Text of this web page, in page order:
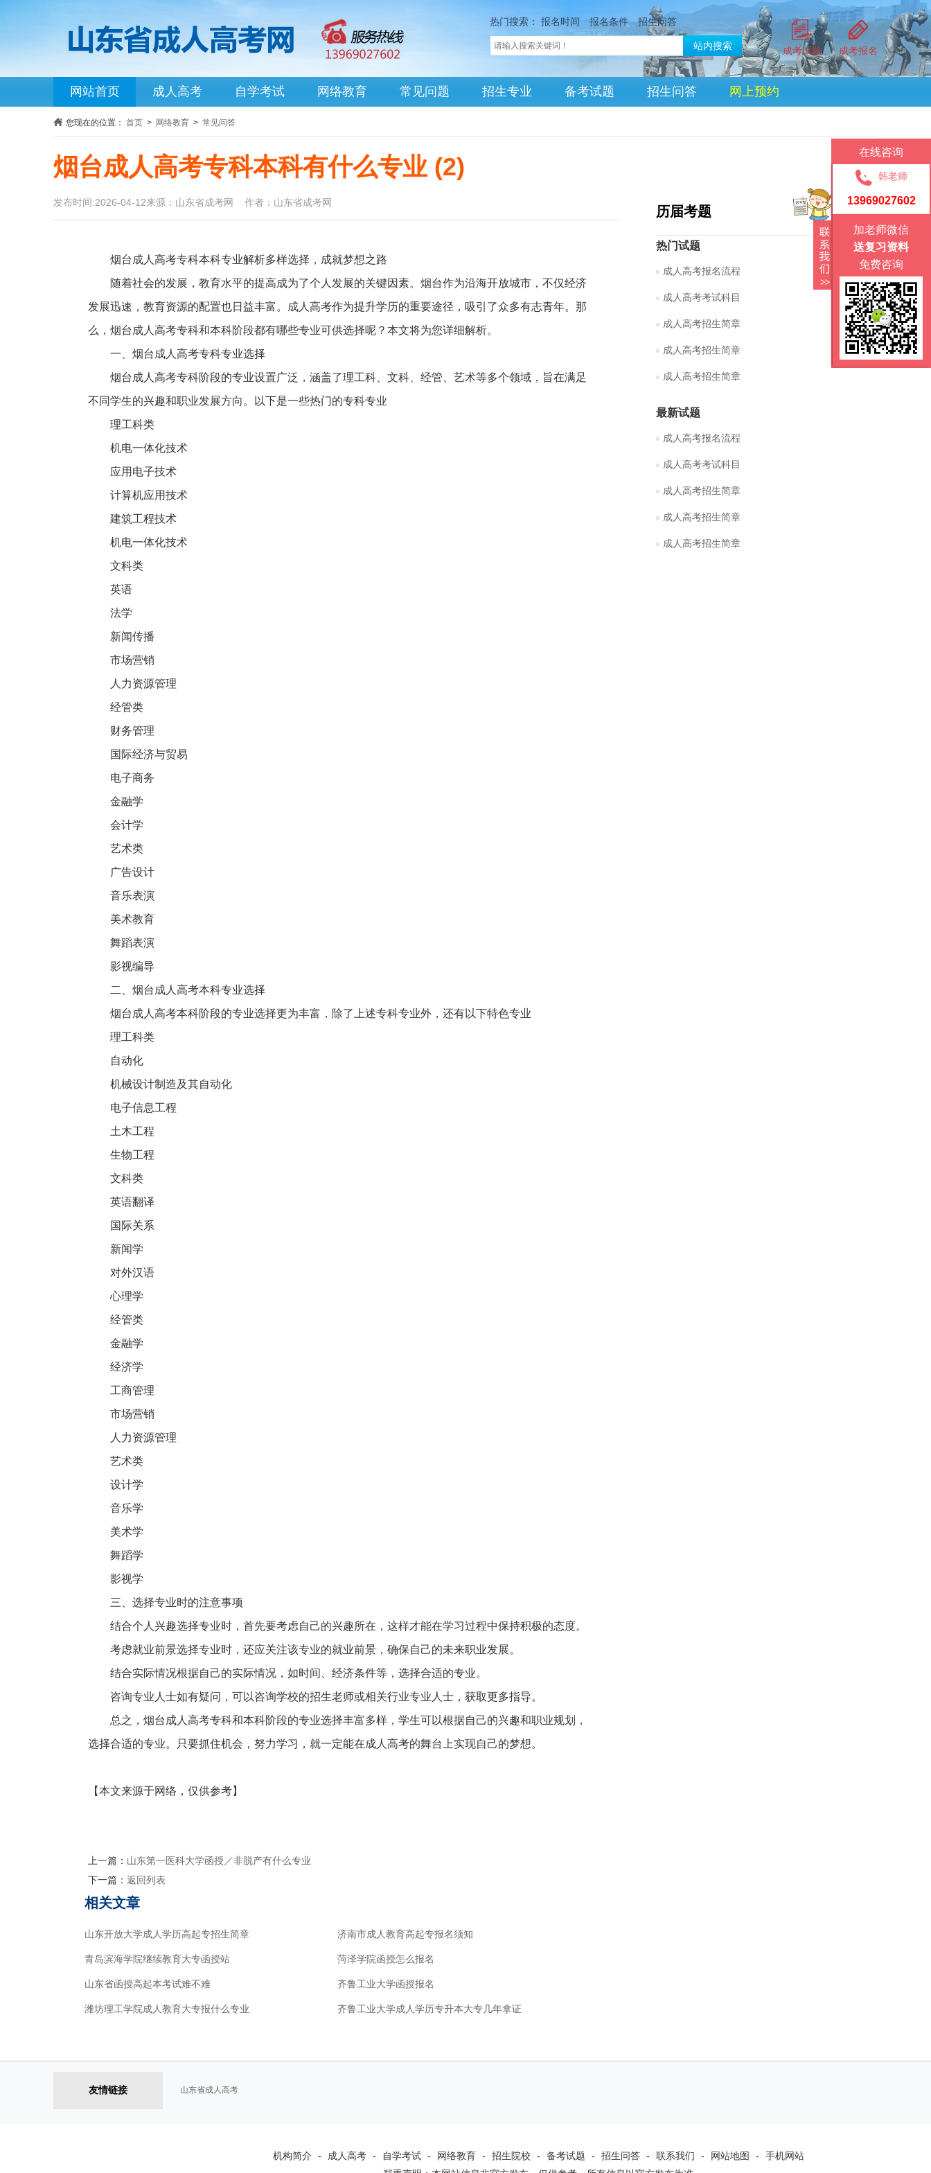
热门搜索： 报名时间 报名条件 招生问答
成考试题 成考报名
网站首页 成人高考 自学考试 网络教育 常见问题 招生专业 备考试题 招生问答 网上预约
您现在的位置： 首页 > 网络教育 > 常见问答
烟台成人高考专科本科有什么专业 (2)
发布时间:2026-04-12来源：山东省成考网 作者：山东省成考网
烟台成人高考专科本科专业解析多样选择，成就梦想之路
随着社会的发展，教育水平的提高成为了个人发展的关键因素。烟台作为沿海开放城市，不仅经济
发展迅速，教育资源的配置也日益丰富。成人高考作为提升学历的重要途径，吸引了众多有志青年。那
么，烟台成人高考专科和本科阶段都有哪些专业可供选择呢？本文将为您详细解析。
一、烟台成人高考专科专业选择
烟台成人高考专科阶段的专业设置广泛，涵盖了理工科、文科、经管、艺术等多个领域，旨在满足
不同学生的兴趣和职业发展方向。以下是一些热门的专科专业
理工科类
机电一体化技术
应用电子技术
计算机应用技术
建筑工程技术
机电一体化技术
文科类
英语
法学
新闻传播
市场营销
人力资源管理
经管类
财务管理
国际经济与贸易
电子商务
金融学
会计学
艺术类
广告设计
音乐表演
美术教育
舞蹈表演
影视编导
二、烟台成人高考本科专业选择
烟台成人高考本科阶段的专业选择更为丰富，除了上述专科专业外，还有以下特色专业
理工科类
自动化
机械设计制造及其自动化
电子信息工程
土木工程
生物工程
文科类
英语翻译
国际关系
新闻学
对外汉语
心理学
经管类
金融学
经济学
工商管理
市场营销
人力资源管理
艺术类
设计学
音乐学
美术学
舞蹈学
影视学
三、选择专业时的注意事项
结合个人兴趣选择专业时，首先要考虑自己的兴趣所在，这样才能在学习过程中保持积极的态度。
考虑就业前景选择专业时，还应关注该专业的就业前景，确保自己的未来职业发展。
结合实际情况根据自己的实际情况，如时间、经济条件等，选择合适的专业。
咨询专业人士如有疑问，可以咨询学校的招生老师或相关行业专业人士，获取更多指导。
总之，烟台成人高考专科和本科阶段的专业选择丰富多样，学生可以根据自己的兴趣和职业规划，
选择合适的专业。只要抓住机会，努力学习，就一定能在成人高考的舞台上实现自己的梦想。
【本文来源于网络，仅供参考】
上一篇： 山东第一医科大学函授／非脱产有什么专业
下一篇： 返回列表
相关文章
山东开放大学成人学历高起专招生简章 济南市成人教育高起专报名须知
青岛滨海学院继续教育大专函授站 菏泽学院函授怎么报名
山东省函授高起本考试难不难 齐鲁工业大学函授报名
潍坊理工学院成人教育大专报什么专业 齐鲁工业大学成人学历专升本大专几年拿证
历届考题
热门试题
成人高考报名流程
成人高考考试科目
成人高考招生简章
成人高考招生简章
成人高考招生简章
最新试题
成人高考报名流程
成人高考考试科目
成人高考招生简章
成人高考招生简章
成人高考招生简章
友情链接 山东省成人高考
机构简介 - 成人高考 - 自学考试 - 网络教育 - 招生院校 - 备考试题 - 招生问答 - 联系我们 - 网站地图 -
手机网站
在线咨询
韩老师
13969027602
加老师微信
送复习资料
免费咨询